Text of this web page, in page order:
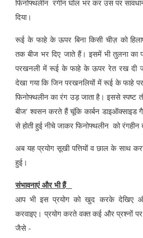
फिनोफ्थलीन रंगीन घोल भर कर उस पर
दिया।
रूई के फाहे के ऊपर बिना किसी चीज़ को
तक बीज भर दिए जाते हैं। इसमें भी तुलना का
परखनली में रूई के फाहे के ऊपर रेत रख दी
देखा गया कि जिन परखनलियों में रूई के फाहे
फिनोफ्थलीन का रंग उड़ जाता है। इससे स्पष्ट
बीज’ श्वसन करते हैं चूंकि कार्बन डाइऑक्साइड
से होती हुई नीचे जाकर फिनोफ्थलीन को रंगहीन
अब यह प्रयोग सूखी पत्तियों व छाल के साथ
हुई।
संभावनाएं और भी हैं
आप भी इस प्रयोग को खुद करके देखिए और
करवाइए। प्रयोग करते वक्त कई और प्रश्नों पर
जैसे -